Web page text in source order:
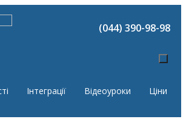
(044) 390-98-98
Інтеграції Відеоуроки Ціни